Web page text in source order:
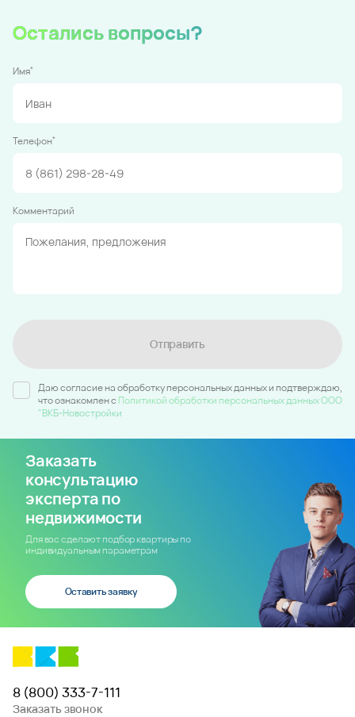
Остались вопросы?
Имя*
Телефон*
Комментарий
Отправить
Даю согласие на обработку персональных данных и подтверждаю,
что ознакомлен c Политикой обработки персональных данных ООО
"ВКБ-Новостройки
Заказать
консультацию
эксперта по
недвижимости
Для вас сделают подбор квартиры по
индивидуальным параметрам
Оставить заявку
8 (800) 333-7-111
Заказать звонок